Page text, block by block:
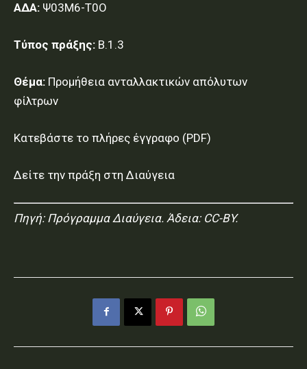
ΑΔΑ: Ψ03Μ6-Τ0Ο
Τύπος πράξης: Β.1.3
Θέμα: Προμήθεια ανταλλακτικών απόλυτων
φίλτρων
Κατεβάστε το πλήρες έγγραφο (PDF)
Δείτε την πράξη στη Διαύγεια
Πηγή: Πρόγραμμα Διαύγεια. Άδεια: CC-BY.